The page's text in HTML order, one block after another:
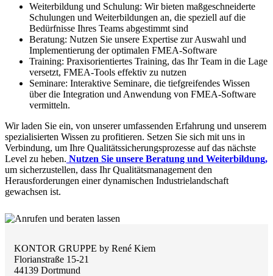
Weiterbildung und Schulung: Wir bieten maßgeschneiderte
Schulungen und Weiterbildungen an, die speziell auf die
Bedürfnisse Ihres Teams abgestimmt sind
Beratung: Nutzen Sie unsere Expertise zur Auswahl und
Implementierung der optimalen FMEA-Software
Training: Praxisorientiertes Training, das Ihr Team in die Lage
versetzt, FMEA-Tools effektiv zu nutzen
Seminare: Interaktive Seminare, die tiefgreifendes Wissen
über die Integration und Anwendung von FMEA-Software
vermitteln.
Wir laden Sie ein, von unserer umfassenden Erfahrung und unserem
spezialisierten Wissen zu profitieren. Setzen Sie sich mit uns in
Verbindung, um Ihre Qualitätssicherungsprozesse auf das nächste
Level zu heben. Nutzen Sie unsere Beratung und Weiterbildung,
um sicherzustellen, dass Ihr Qualitätsmanagement den
Herausforderungen einer dynamischen Industrielandschaft
gewachsen ist.
KONTOR GRUPPE by René Kiem
Florianstraße 15-21
44139 Dortmund